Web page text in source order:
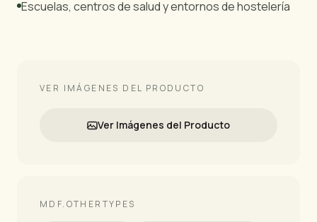
Escuelas, centros de salud y entornos de hostelería
VER IMÁGENES DEL PRODUCTO
Ver Imágenes del Producto
MDF.OTHERTYPES